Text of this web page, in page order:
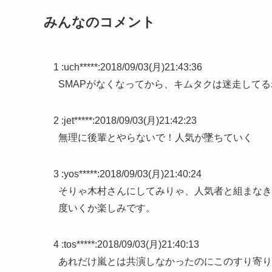
みんなのコメント
1 :uch*****:2018/09/03(月)21:43:36
SMAPがなくなってから、キムタクは迷走して
2 :jet*****:2018/09/03(月)21:42:23
無理に後輩とやらないで！人気が墜ちていく
3 :yos*****:2018/09/03(月)21:40:24
そりゃ木村さんにしてみりゃ、人気者と組まな
度いくか楽しみです。
4 :tos*****:2018/09/03(月)21:40:13
あれだけ嵐とは共演しなかったのにこのすり寄